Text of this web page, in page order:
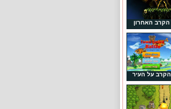
הקרב האחרון
הקרב על העיר